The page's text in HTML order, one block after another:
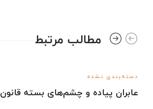
مطالب مرتبط
دسته‌بندی نشده
عابران پیاده و چشم‌های بسته قانون